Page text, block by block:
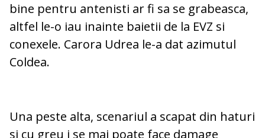
bine pentru antenisti ar fi sa se grabeasca,
altfel le-o iau inainte baietii de la EVZ si
conexele. Carora Udrea le-a dat azimutul
Coldea.
Una peste alta, scenariul a scapat din haturi
si cu greu i se mai poate face damage